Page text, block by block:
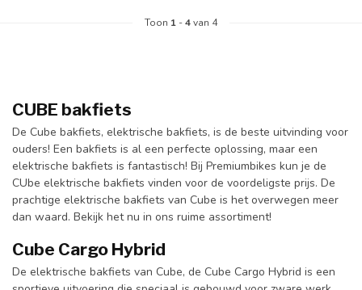
Toon 1 -4van 4
CUBE bakfiets
De Cube bakfiets, elektrische bakfiets, is de beste uitvinding voor
ouders! Een bakfiets is al een perfecte oplossing, maar een
elektrische bakfiets is fantastisch! Bij Premiumbikes kun je de
CUbe elektrische bakfiets vinden voor de voordeligste prijs. De
prachtige elektrische bakfiets van Cube is het overwegen meer
dan waard. Bekijk het nu in ons ruime assortiment!
Cube Cargo Hybrid
De elektrische bakfiets van Cube, de Cube Cargo Hybrid is een